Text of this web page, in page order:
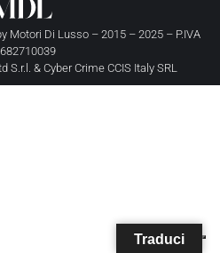
Motori Di Lusso– 2015 – 2025 – P.IVA
S.r.l. & Cyber Crime CCIS Italy SRL
Traduci